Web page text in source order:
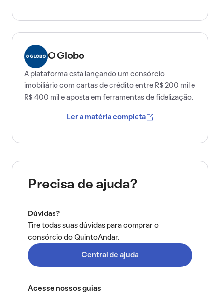
O Globo
A plataforma está lançando um consórcio
imobiliário com cartas de crédito entre R$ 200 mil e
R$ 400 mil e aposta em ferramentas de fidelização.
Ler a matéria completa
Precisa de ajuda?
Dúvidas?
Tire todas suas dúvidas para comprar o
consórcio do QuintoAndar.
Central de ajuda
Acesse nossos guias